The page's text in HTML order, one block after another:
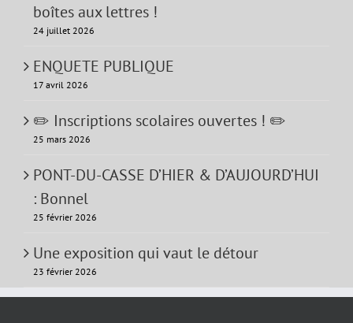
boîtes aux lettres !
24 juillet 2026
ENQUETE PUBLIQUE
17 avril 2026
✏️ Inscriptions scolaires ouvertes ! ✏️
25 mars 2026
PONT-DU-CASSE D’HIER & D’AUJOURD’HUI
: Bonnel
25 février 2026
Une exposition qui vaut le détour
23 février 2026